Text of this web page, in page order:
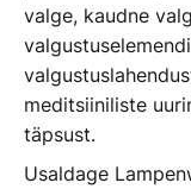
valge, kaudne
meditsiiniliste
täpsust.
Usaldage